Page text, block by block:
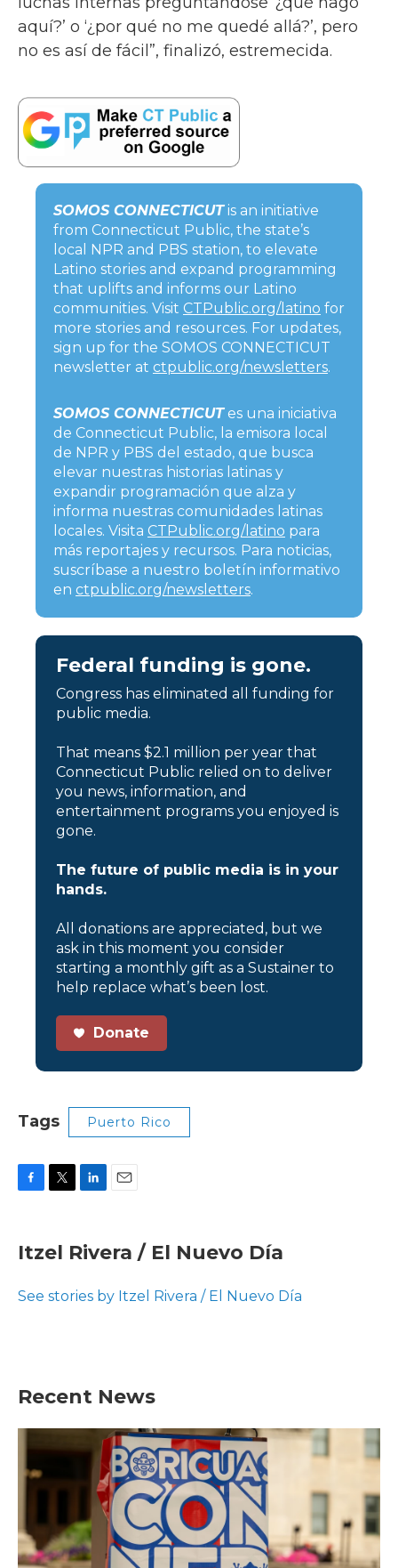
aquí?’ o ‘¿por qué no me quedé allá?’, pero
no es así de fácil”, finalizó, estremecida.
SOMOS CONNECTICUTis an initiative
from Connecticut Public, the state’s
local NPR and PBS station, to elevate
Latino stories and expand programming
that uplifts and informs our Latino
communities. Visit CTPublic.org/latino for
more stories and resources. For updates,
sign up for the SOMOS CONNECTICUT
newsletter at ctpublic.org/newsletters.
SOMOS CONNECTICUTes una iniciativa
de Connecticut Public, la emisora local
de NPR y PBS del estado, que busca
elevar nuestras historias latinas y
expandir programación que alza y
informa nuestras comunidades latinas
locales. Visita CTPublic.org/latino para
más reportajes y recursos. Para noticias,
suscríbase a nuestro boletín informativo
en ctpublic.org/newsletters.
Federal funding is gone.
Congress has eliminated all funding for
public media.
That means $2.1 million per year that
Connecticut Public relied on to deliver
you news, information, and
entertainment programs you enjoyed is
gone.
The future of public media is in your
hands.
All donations are appreciated, but we
ask in this moment you consider
starting a monthly gift as a Sustainer to
help replace what’s been lost.
Donate
Tags Puerto Rico
e
b
o
t
t
r
k
e
I
l
Itzel Rivera / El Nuevo Día
See stories by Itzel Rivera / El Nuevo Día
Recent News